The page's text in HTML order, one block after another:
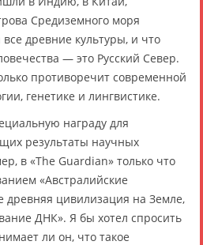
Средиземного моря
все древние культуры, и что
— это Русский Север.
противоречит современной
генетике и лингвистике.
награду для
результаты научных
в «The Guardian» только что
«Австралийские
цивилизация на Земле,
ДНК». Я бы хотел спросить
ли он, что такое